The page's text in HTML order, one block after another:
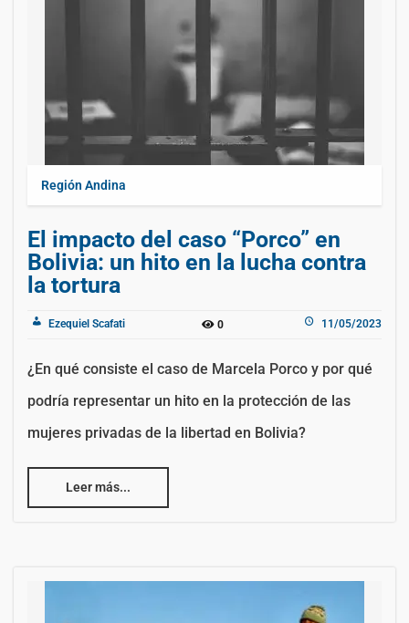
Región Andina
El impacto del caso “Porco” en
Bolivia: un hito en la lucha contra
la tortura
Ezequiel Scafati 0 11/05/2023
¿En qué consiste el caso de Marcela Porco y por qué
podría representar un hito en la protección de las
mujeres privadas de la libertad en Bolivia?
Leer más...